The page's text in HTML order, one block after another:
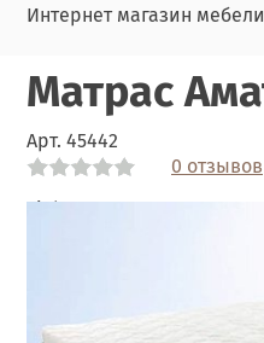
Интернет магазин мебели
Матрас
Арт. 45442
0 отзывов
Link
Link
Link
Link
Link